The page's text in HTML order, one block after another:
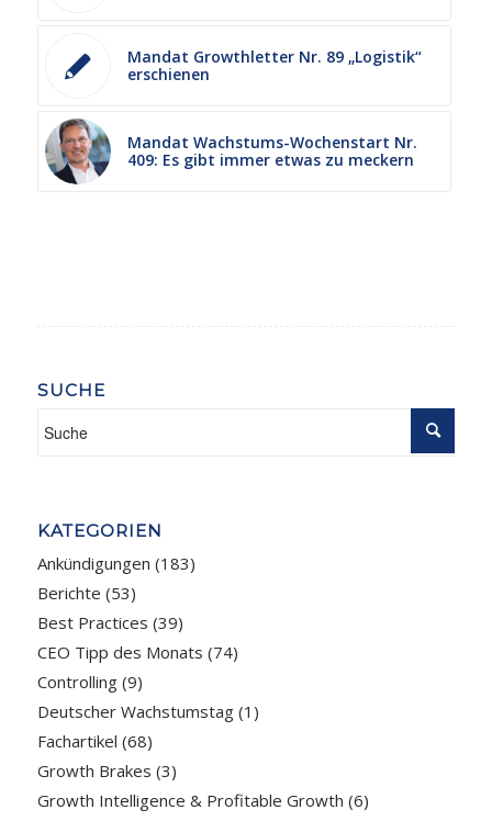
Mandat Growthletter Nr. 89 „Logistik“
erschienen
Mandat Wachstums-Wochenstart Nr.
409: Es gibt immer etwas zu meckern
SUCHE
KATEGORIEN
Ankündigungen (183)
Berichte (53)
Best Practices (39)
CEO Tipp des Monats (74)
Controlling(9)
Deutscher Wachstumstag(1)
Fachartikel (68)
Growth Brakes (3)
Growth Intelligence & Profitable Growth (6)